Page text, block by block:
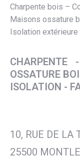
Charpente bois –
Maisons ossature
Isolation
CHARPENTE
OSSATURE
ISOLATION -
10, RUE DE LA
25500